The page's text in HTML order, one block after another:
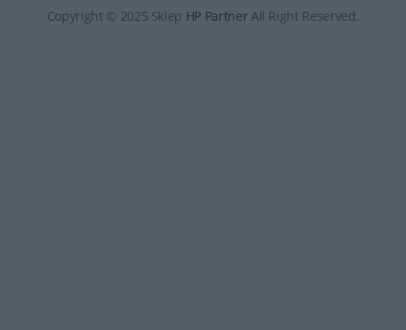
Copyright © 2025 Sklep HP Partner All Right Reserved.